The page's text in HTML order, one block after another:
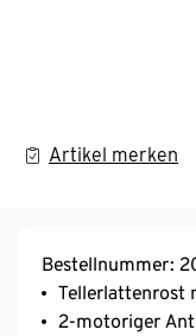
Artikel merken
Bestellnummer:
Tellerlattenrost
2-motoriger